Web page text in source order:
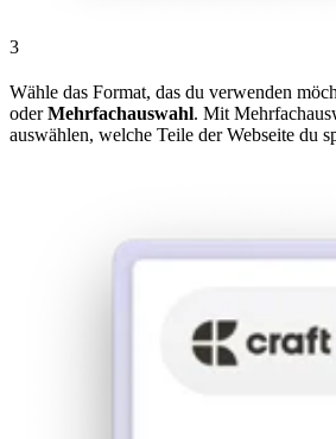
3
Wähle das Format, das du verwenden
oderMehrfachauswahl. Mit
auswählen, welche Teile der Webseite du